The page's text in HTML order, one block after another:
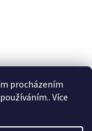
procházením
Více